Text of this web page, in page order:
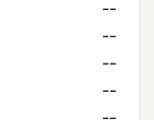
--
--
--
--